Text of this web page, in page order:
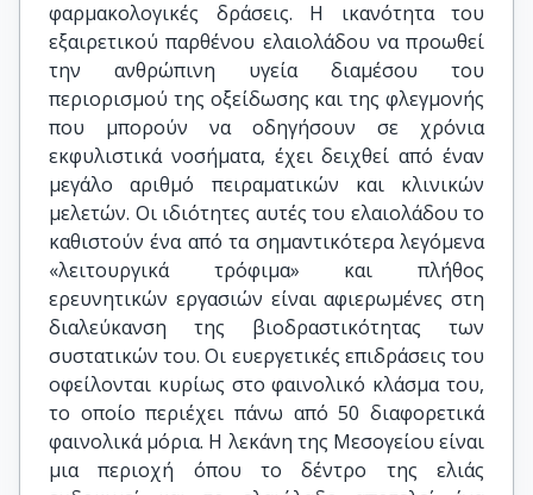
φαρμακολογικές δράσεις. Η ικανότητα του
εξαιρετικού παρθένου ελαιολάδου να προωθεί
την ανθρώπινη υγεία διαμέσου του
περιορισμού της οξείδωσης και της φλεγμονής
που μπορούν να οδηγήσουν σε χρόνια
εκφυλιστικά νοσήματα, έχει δειχθεί από έναν
μεγάλο αριθμό πειραματικών και κλινικών
μελετών. Οι ιδιότητες αυτές του ελαιολάδου το
καθιστούν ένα από τα σημαντικότερα λεγόμενα
«λειτουργικά τρόφιμα» και πλήθος
ερευνητικών εργασιών είναι αφιερωμένες στη
διαλεύκανση της βιοδραστικότητας των
συστατικών του. Οι ευεργετικές επιδράσεις του
οφείλονται κυρίως στο φαινολικό κλάσμα του,
το οποίο περιέχει πάνω από 50 διαφορετικά
φαινολικά μόρια. Η λεκάνη της Μεσογείου είναι
μια περιοχή όπου το δέντρο της ελιάς